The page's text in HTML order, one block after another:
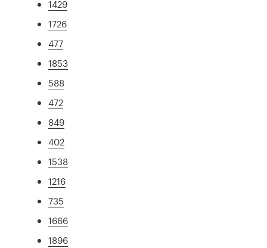
1429
1726
477
1853
588
472
849
402
1538
1216
735
1666
1896